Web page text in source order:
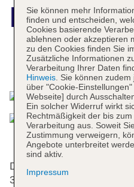
Das bietet Ihre
Das Hotel bietet 16
354 Doppelzimmer auf 7
Sie können mehr
finden und entscheiden,
Cookies basierende
ablehnen oder akzeptieren
zu den Cookies finden Sie
Zusätzliche Informationen
Verarbeitung Ihrer Daten
Hinweis. Sie können zudem
über "Cookie-
Webseite] durch
Ein solcher Widerruf wirkt
Rechtmäßigkeit der bis
Verarbeitung aus. Soweit
Zustimmung verweigern,
Angebote unterbreitet
sind aktiv.
Impressum